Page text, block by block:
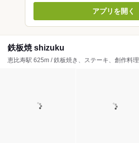
アプリを開く
鉄板焼 shizuku
恵比寿駅 625m / 鉄板焼き、ステーキ、創作料理